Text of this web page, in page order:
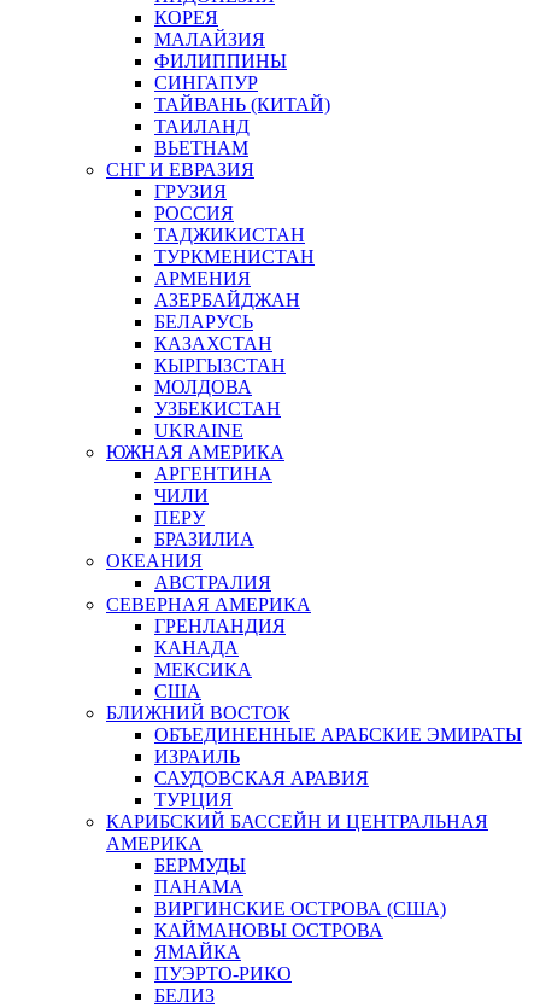
КОРЕЯ
МАЛАЙЗИЯ
ФИЛИППИНЫ
СИНГАПУР
ТАЙВАНЬ (КИТАЙ)
ТАИЛАНД
ВЬЕТНАМ
СНГ И ЕВРАЗИЯ
ГРУЗИЯ
РОССИЯ
ТАДЖИКИСТАН
ТУРКМЕНИСТАН
АРМЕНИЯ
АЗЕРБАЙДЖАН
БЕЛАРУСЬ
КАЗАХСТАН
КЫРГЫЗСТАН
МОЛДОВА
УЗБЕКИСТАН
UKRAINE
ЮЖНАЯ АМЕРИКА
АРГЕНТИНА
ЧИЛИ
ПЕРУ
БРАЗИЛИА
ОКЕАНИЯ
АВСТРАЛИЯ
СЕВЕРНАЯ АМЕРИКА
ГРЕНЛАНДИЯ
КАНАДА
МЕКСИКА
США
БЛИЖНИЙ ВОСТОК
ОБЪЕДИНЕННЫЕ АРАБСКИЕ ЭМИРАТЫ
ИЗРАИЛЬ
САУДОВСКАЯ АРАВИЯ
ТУРЦИЯ
КАРИБСКИЙ БАССЕЙН И ЦЕНТРАЛЬНАЯ
АМЕРИКА
БЕРМУДЫ
ПАНАМА
ВИРГИНСКИЕ ОСТРОВА (США)
КАЙМАНОВЫ ОСТРОВА
ЯМАЙКА
ПУЭРТО-РИКО
БЕЛИЗ